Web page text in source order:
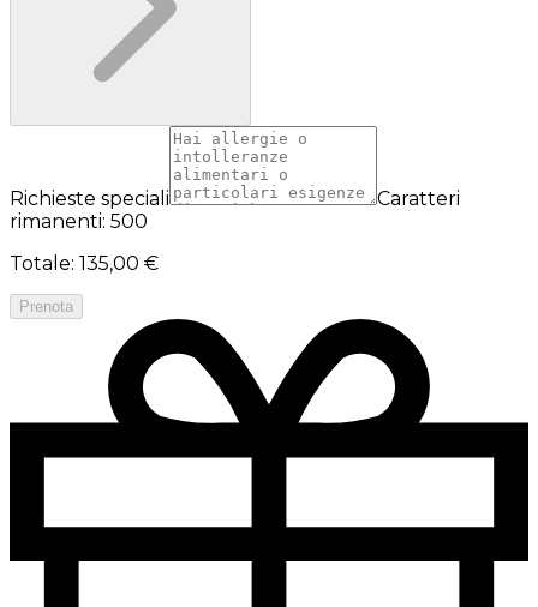
Richieste speciali
Caratteri
rimanenti: 500
Totale: 135,00 €
Prenota